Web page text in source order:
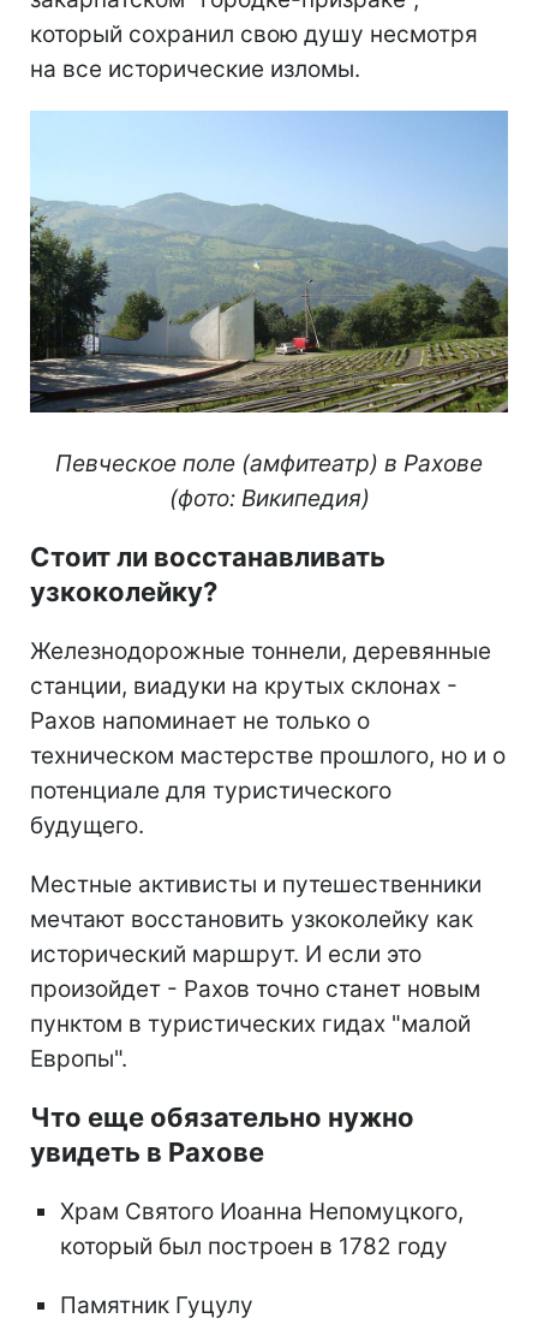
который сохранил свою душу несмотря
на все исторические изломы.
Певческое поле (амфитеатр) в Рахове
(фото: Википедия)
Стоит ли восстанавливать
узкоколейку?
Железнодорожные тоннели, деревянные
станции, виадуки на крутых склонах -
Рахов напоминает не только о
техническом мастерстве прошлого, но и о
потенциале для туристического
будущего.
Местные активисты и путешественники
мечтают восстановить узкоколейку как
исторический маршрут. И если это
произойдет - Рахов точно станет новым
пунктом в туристических гидах "малой
Европы".
Что еще обязательно нужно
увидеть в Рахове
Храм Святого Иоанна Непомуцкого,
который был построен в 1782 году
Памятник Гуцулу